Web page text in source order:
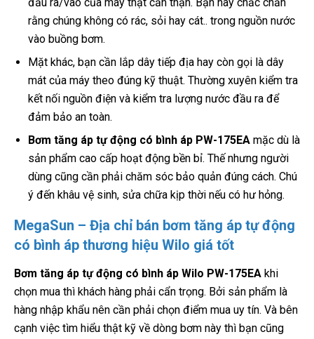
rằng chúng không có rác, sỏi hay cát.. trong nguồn nước
vào buồng bơm.
Mặt khác, bạn cần lắp dây tiếp địa hay còn gọi là dây
mát của máy theo đúng kỹ thuật. Thường xuyên kiểm tra
kết nối nguồn điện và kiểm tra lượng nước đầu ra để
đảm bảo an toàn.
Bơm tăng áp tự động có bình áp PW-175EA mặc dù là
sản phẩm cao cấp hoạt động bền bỉ. Thế nhưng người
dùng cũng cần phải chăm sóc bảo quản đúng cách. Chú
ý đến khâu vệ sinh, sửa chữa kịp thời nếu có hư hỏng.
MegaSun – Địa chỉ bán bơm tăng áp tự động
có bình áp thương hiệu Wilo giá tốt
Bơm tăng áp tự động có bình áp Wilo PW-175EA khi
chọn mua thì khách hàng phải cẩn trọng. Bởi sản phẩm là
hàng nhập khẩu nên cần phải chọn điểm mua uy tín. Và bên
cạnh việc tìm hiểu thật kỹ về dòng bơm này thì bạn cũng